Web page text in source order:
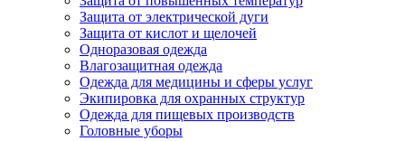
Защита от электрической дуги
Защита от кислот и щелочей
Одноразовая одежда
Влагозащитная одежда
Одежда для медицины и сферы услуг
Экипировка для охранных структур
Одежда для пищевых производств
Головные уборы